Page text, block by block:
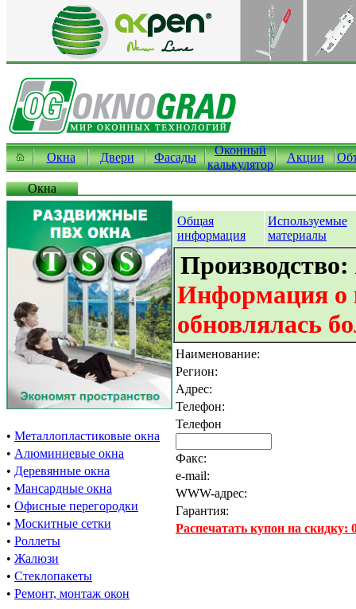
Окна Двери Фасады
Оконный
калькулятор
Акции
Окна
• Металлопластиковые окна
• Алюминиевые окна
• Деревянные окна
• Мансардные окна
• Офисные перегородки
• Москитные сетки
• Роллеты
• Жалюзи
• Стеклопакеты
• Ремонт, монтаж окон
Общая
информация
Используемые
материалы
Информация о
обновлялась
Наименование:
Регион:
Адрес:
Телефон:
Телефон
Факс:
e-mail:
WWW-адрес:
Гарантия:
Распечатать купон на скидку: